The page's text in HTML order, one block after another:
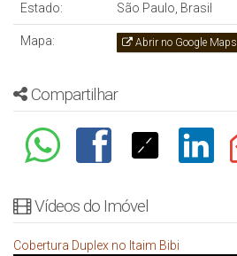
Estado: São Paulo, Brasil
Mapa: Abrir no Google Maps
Compartilhar
Vídeos do Imóvel
Cobertura Duplex no Itaim Bibi